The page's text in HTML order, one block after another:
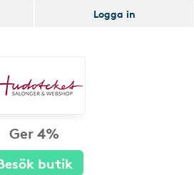
Logga in
Ger 4%
butik